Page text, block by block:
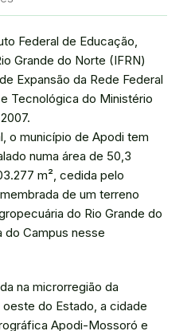
Federal de Educação,
Grande do Norte (IFRN)
Expansão da Rede Federal
Tecnológica do Ministério
o município de Apodi tem
numa área de 50,3
m², cedida pelo
de um terreno
do Rio Grande do
do Campus nesse
na microrregião da
do Estado, a cidade
Apodi-Mossoró e